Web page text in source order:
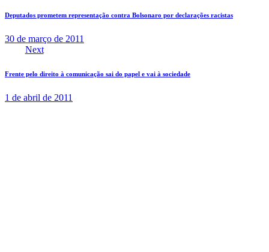
Deputados prometem representação contra Bolsonaro por declarações racistas
30 de março de 2011
Next
Frente pelo direito à comunicação sai do papel e vai à sociedade
1 de abril de 2011